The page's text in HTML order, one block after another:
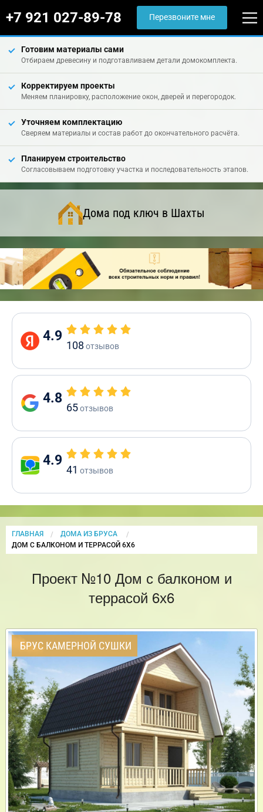
+7 921 027-89-78 Перезвоните мне
Готовим материалы сами
Отбираем древесину и подготавливаем детали домокомплекта.
Корректируем проекты
Меняем планировку, расположение окон, дверей и перегородок.
Уточняем комплектацию
Сверяем материалы и состав работ до окончательного расчёта.
Планируем строительство
Согласовываем подготовку участка и последовательность этапов.
Дома под ключ в Шахты
4.9
108 отзывов
4.8
65отзывов
4.9
41 отзывов
ГЛАВНАЯ
ДОМА ИЗ БРУСА
CURRENT:
ДОМ С БАЛКОНОМ И ТЕРРАСОЙ 6Х6
Проект №10 Дом с балконом и
террасой 6х6
БРУС КАМЕРНОЙ СУШКИ